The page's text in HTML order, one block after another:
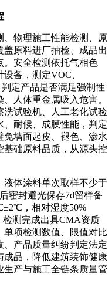
、物理施工性能检测、原
原料进厂抽检、成品出
。安全检测依托气相色
备，测定VOC、
定产品是否满足强制性
人体重金属吸入危害。
洗试验机、人工老化试验
耐候、成膜性能，判定
墙面起皮、褪色、渗水
基础原料品质，从源头控
液体涂料单次取样不少于
密封避光保存7d留样备
，相对湿度50%
检测完成出具CMA资质
项检测数值、限值对比
产品质量纠纷判定法定
成品，降低建筑装饰健康
生产与施工全链条质量管